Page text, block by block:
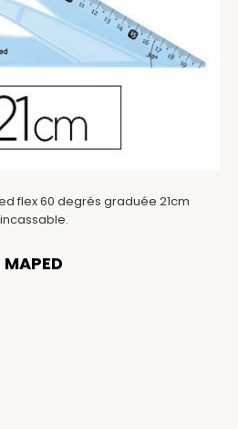
flex 60 degrés graduée 21cm
incassable.
MAPED